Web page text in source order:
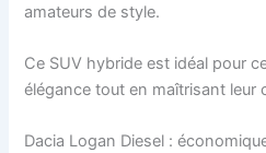
amateurs de style.
Ce SUV hybride est idéal pour
élégance tout en maîtrisant leur
Dacia Logan Diesel :